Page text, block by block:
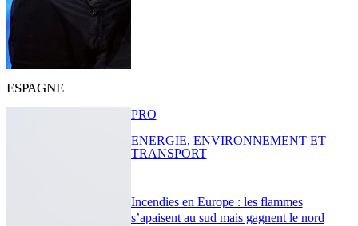
ESPAGNE
Incendies en Europe : les flammes
s’apaisent au sud mais gagnent le nord
PRO
ENERGIE, ENVIRONNEMENT ET
TRANSPORT